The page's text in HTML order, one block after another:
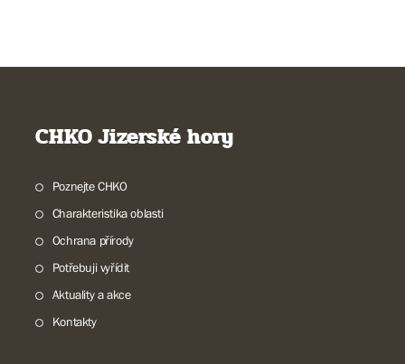
CHKO Jizerské hory
Poznejte CHKO
Charakteristika oblasti
Ochrana přírody
Potřebuji vyřídit
Aktuality a akce
Kontakty